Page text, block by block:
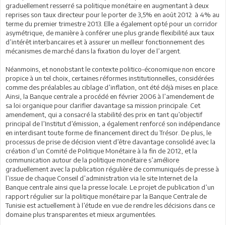
graduellement resserré sa politique monétaire en augmentant à deux
reprises son taux directeur pour le porter de 3,5% en août 2012 à 4% au
terme du premier trimestre 2013. Elle a également opté pour un corridor
asymétrique, de manière à conférer une plus grande flexibilité aux taux
d’intérêt interbancaires et à assurer un meilleur fonctionnement des
mécanismes de marché dans la fixation du loyer de l’argent.
Néanmoins, et nonobstant le contexte politico-économique non encore
propice à un tel choix, certaines réformes institutionnelles, considérées
comme des préalables au ciblage d’inflation, ont été déjà mises en place.
Ainsi, la Banque centrale a procédé en février 2006 à l’amendement de
sa loi organique pour clarifier davantage sa mission principale. Cet
amendement, qui a consacré la stabilité des prix en tant qu’objectif
principal de l’Institut d’émission, a également renforcé son indépendance
en interdisant toute forme de financement direct du Trésor. De plus, le
processus de prise de décision vient d’être davantage consolidé avec la
création d’un Comité de Politique Monétaire à la fin de 2012, et la
communication autour de la politique monétaire s’améliore
graduellement avec la publication régulière de communiqués de presse à
l’issue de chaque Conseil d’administration via le site Internet de la
Banque centrale ainsi que la presse locale. Le projet de publication d’un
rapport régulier sur la politique monétaire par la Banque Centrale de
Tunisie est actuellement à l’étude en vue de rendre les décisions dans ce
domaine plus transparentes et mieux argumentées.